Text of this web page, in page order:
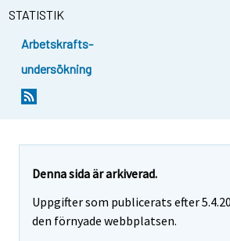
STATISTIK
Arbetskrafts-
undersökning
Denna sida är arkiverad.
Uppgifter som publicerats efter
den förnyade webbplatsen.